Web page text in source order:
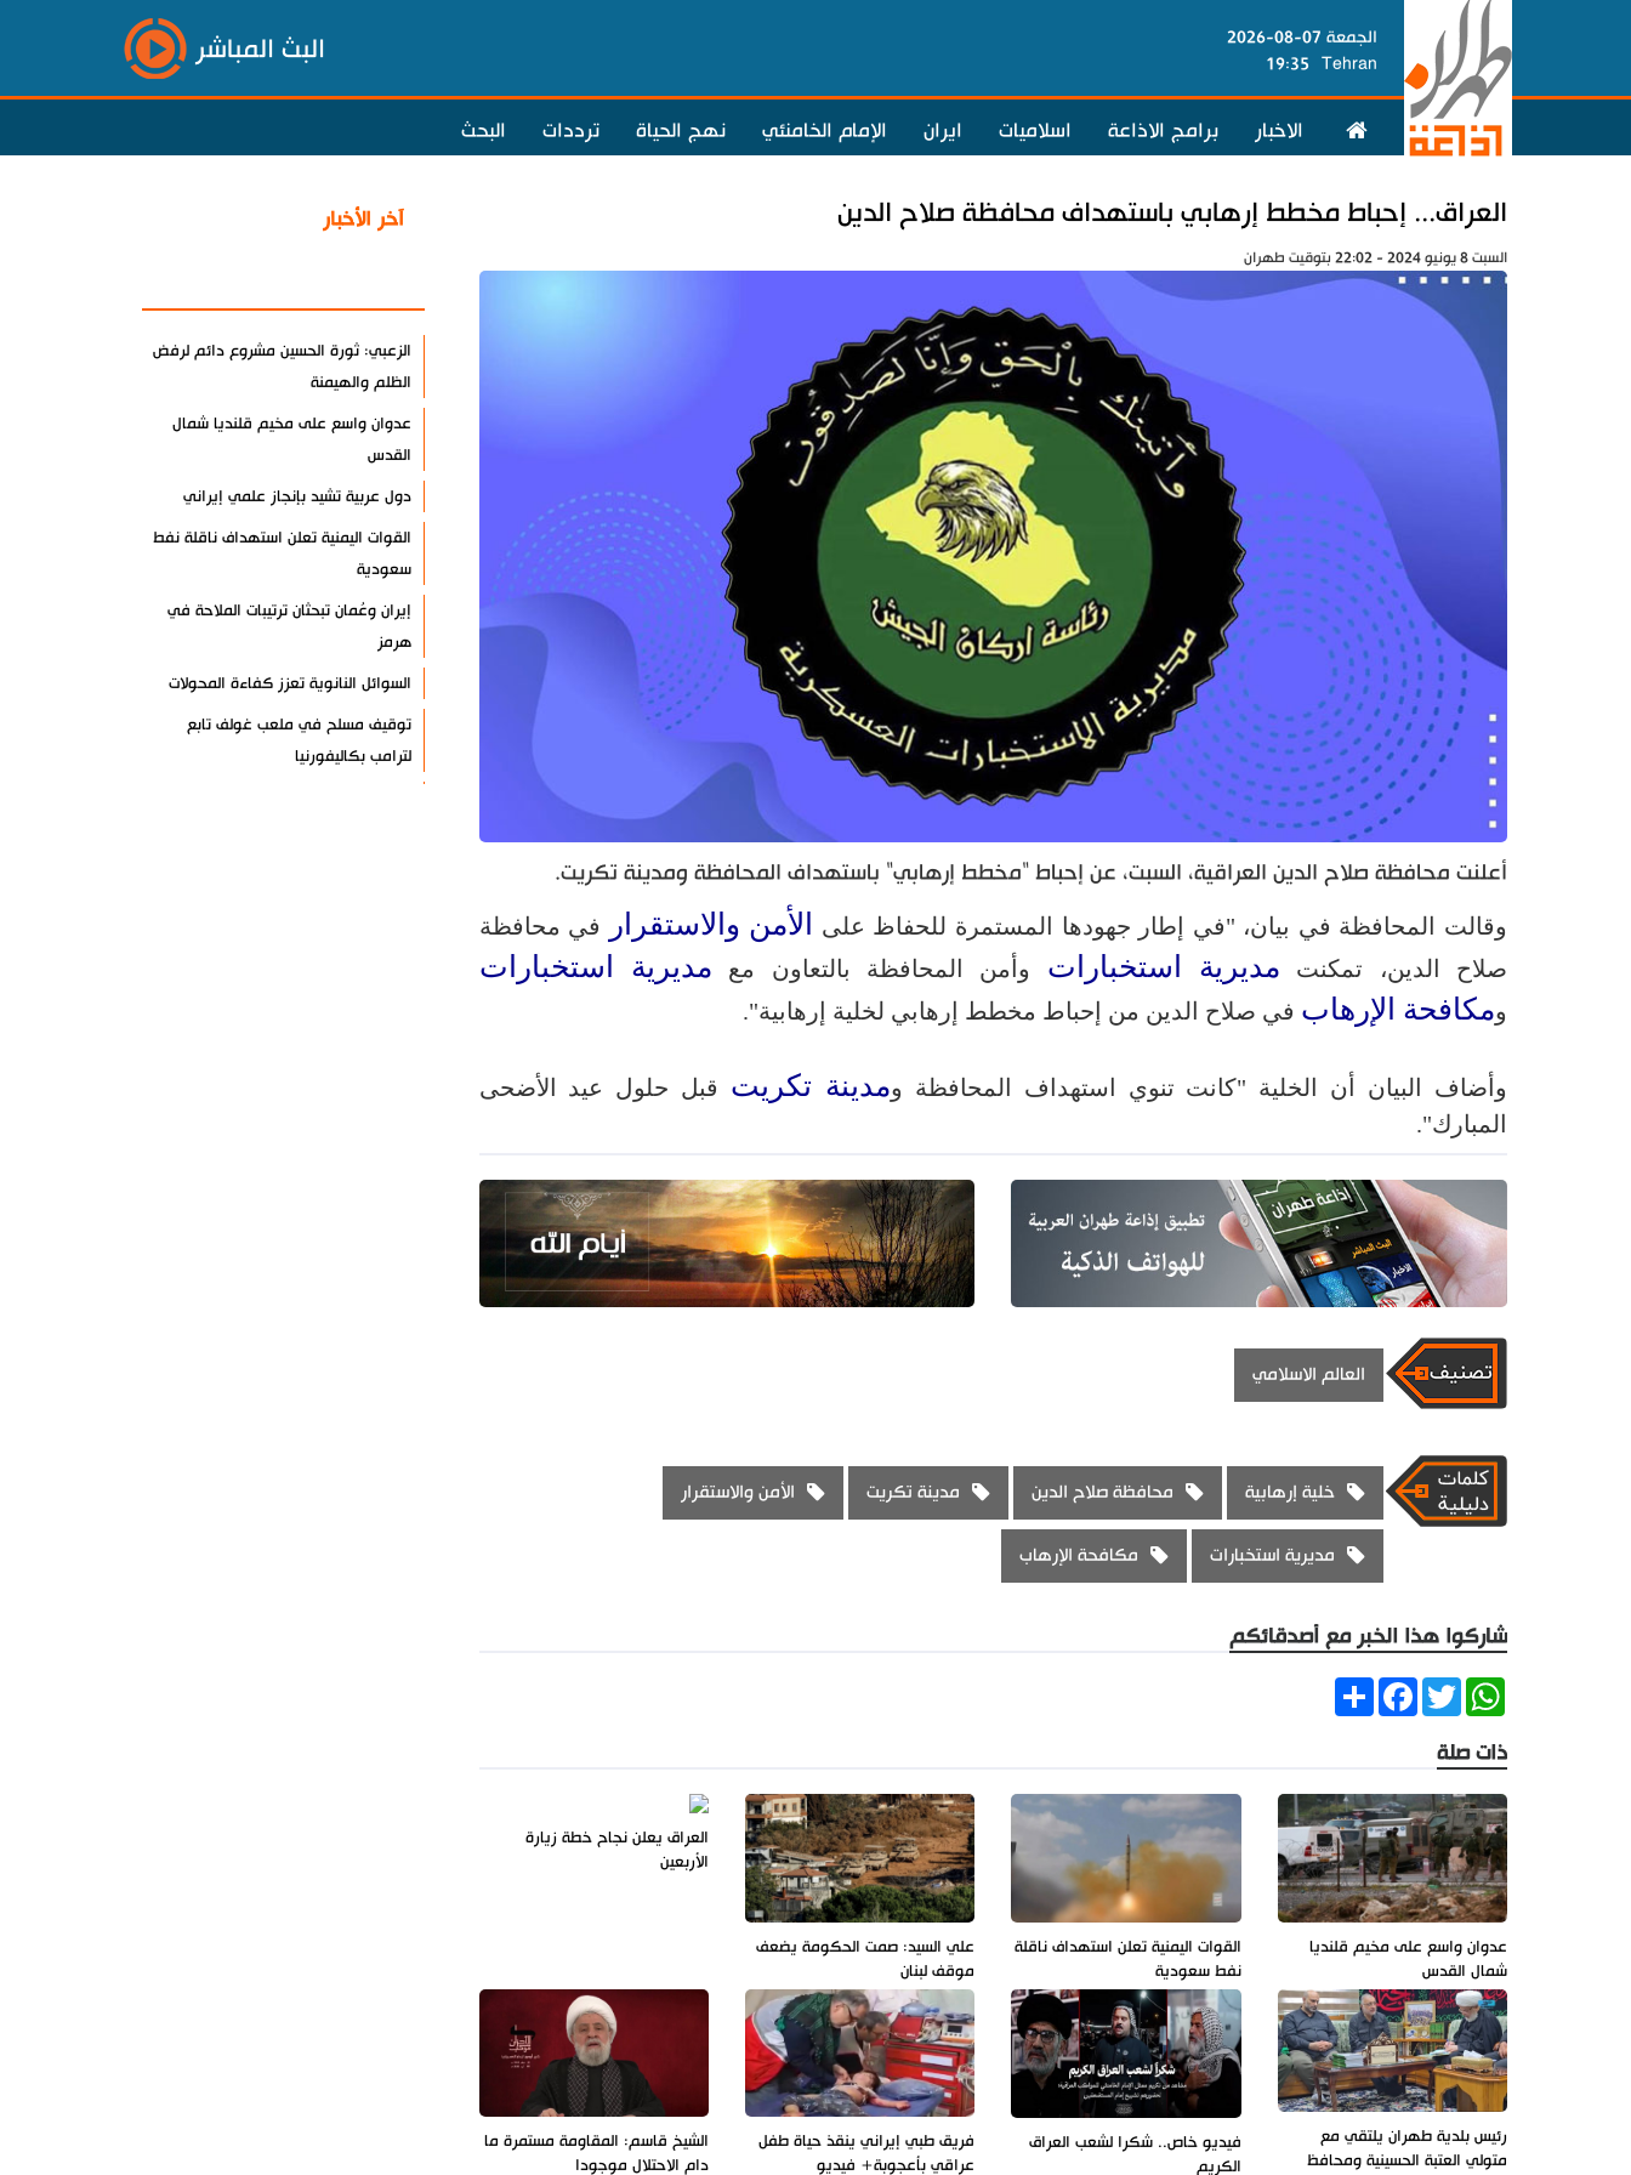
الجمعة 07-08-2026
Tehran
19:35 البث المباشر
الاخبار برامج الاذاعة اسلاميات ايران الإمام الخامنئي نهج الحياة ترددات البحث
‏العراق... إحباط مخطط إرهابي باستهداف محافظة صلاح الدين
السبت 8 يونيو 2024 - 22:02 بتوقيت طهران
أعلنت محافظة ‏صلاح الدين العراقية، السبت، عن إحباط "مخطط إرهابي" باستهداف المحافظة ومدينة تكريت.
وقالت المحافظة في بيان، "في إطار جهودها المستمرة للحفاظ على
الأمن والاستقرار
في محافظة
صلاح الدين، تمكنت مديرية استخبارات وأمن المحافظة بالتعاون مع مديرية استخبارات
ومكافحة الإرهاب في صلاح الدين من إحباط مخطط إرهابي لخلية إرهابية".
وأضاف البيان أن الخلية "كانت تنوي استهداف المحافظة ومدينة تكريت قبل حلول عيد الأضحى
المبارك".
العالم الاسلامي
خلية إرهابية محافظة صلاح الدين مدينة تكريت الأمن والاستقرار
مديرية استخبارات مكافحة الإرهاب
شاركوا هذا الخبر مع أصدقائكم
ShareFacebookTwitter
WhatsApp
ذات صلة
عدوان واسع على مخيم قلنديا
شمال القدس
القوات اليمنية تعلن استهداف ناقلة
نفط سعودية
علي السيد: صمت الحكومة يضعف
موقف لبنان
العراق يعلن نجاح خطة زيارة
الأربعين
رئيس بلدية طهران يلتقي مع
متولي العتبة الحسينية ومحافظ
فيديو خاص.. شكرا لشعب العراق
الكريم
فريق طبي إيراني ينقذ حياة طفل
عراقي بأعجوبة+ فيديو
الشيخ قاسم: المقاومة مستمرة ما
دام الاحتلال موجودا
آخر الأخبار
الزعبي: ثورة الحسين مشروع دائم لرفض
الظلم والهيمنة
عدوان واسع على مخيم قلنديا شمال
القدس
دول عربية تشيد بإنجاز علمي إيراني
القوات اليمنية تعلن استهداف ناقلة نفط
سعودية
إيران وعُمان تبحثان ترتيبات الملاحة في
هرمز
السوائل النانوية تعزز كفاءة المحولات
توقيف مسلح في ملعب غولف تابع
لترامب بكاليفورنيا